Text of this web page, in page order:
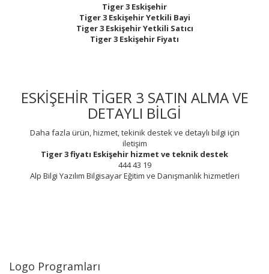
Tiger 3 Eskişehir
Tiger 3 Eskişehir Yetkili Bayi
Tiger 3 Eskişehir Yetkili Satıcı
Tiger 3 Eskişehir Fiyatı
ESKİŞEHİR TİGER 3 SATIN ALMA VE
DETAYLI BİLGİ
Daha fazla ürün, hizmet, tekinik destek ve detaylı bilgi için
iletişim
Tiger 3 fiyatı Eskişehir hizmet ve teknik destek
444 43 19
Alp Bilgi Yazılım Bilgisayar Eğitim ve Danışmanlık hizmetleri
Logo Programları